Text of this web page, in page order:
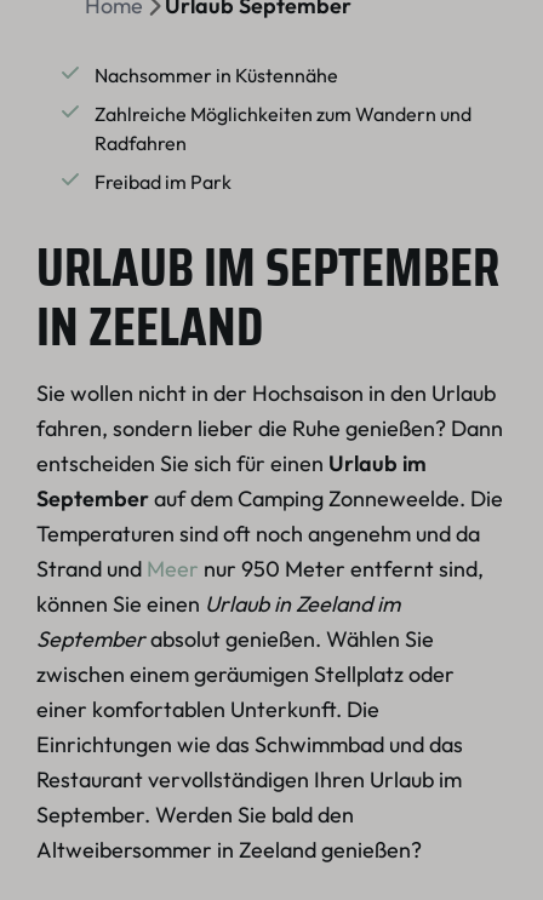
Nachsommer in Küstennähe
Zahlreiche Möglichkeiten zum Wandern und
Radfahren
Freibad im Park
URLAUB IM SEPTEMBER
IN ZEELAND
Sie wollen nicht in der Hochsaison in den Urlaub
fahren, sondern lieber die Ruhe genießen? Dann
entscheiden Sie sich für einen Urlaub im
Septemberauf dem Camping Zonneweelde. Die
Temperaturen sind oft noch angenehm und da
Strand und Meer nur 950 Meter entfernt sind,
können Sie einen Urlaub in Zeeland im
Septemberabsolut genießen. Wählen Sie
zwischen einem geräumigen Stellplatz oder
einer komfortablen Unterkunft. Die
Einrichtungen wie das Schwimmbad und das
Restaurant vervollständigen Ihren Urlaub im
September. Werden Sie bald den
Altweibersommer in Zeeland genießen?